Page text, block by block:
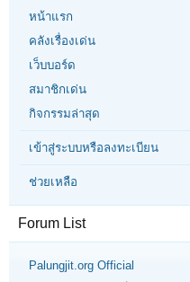
หน้าแรก
คลังเรื่องเด่น
เว็บบอร์ด
สมาชิกเด่น
กิจกรรมล่าสุด
เข้าสู่ระบบหรือลงทะเบียน
ช่วยเหลือ
Forum List
Palungjit.org Official